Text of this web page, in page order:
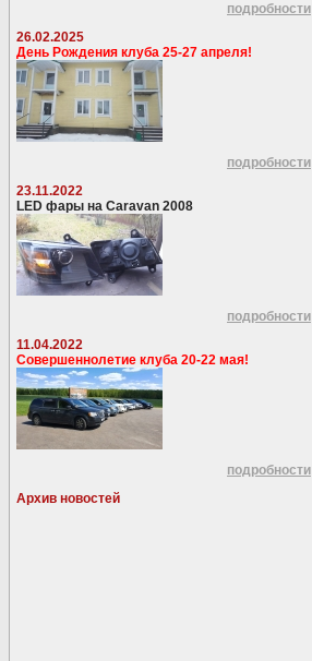
подробности
26.02.2025
День Рождения клуба 25-27 апреля!
подробности
23.11.2022
LED фары на Caravan 2008
подробности
11.04.2022
Совершеннолетие клуба 20-22 мая!
подробности
Архив новостей